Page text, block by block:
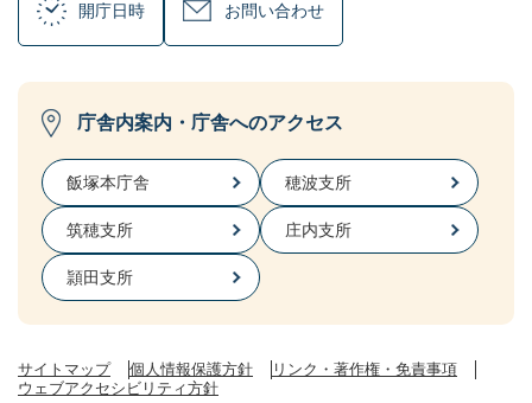
開庁日時 お問い合わせ
庁舎内案内・庁舎へのアクセス
飯塚本庁舎 穂波支所
筑穂支所 庄内支所
頴田支所
サイトマップ 個人情報保護方針
リンク・著作権・免責事項
ウェブアクセシビリティ方針